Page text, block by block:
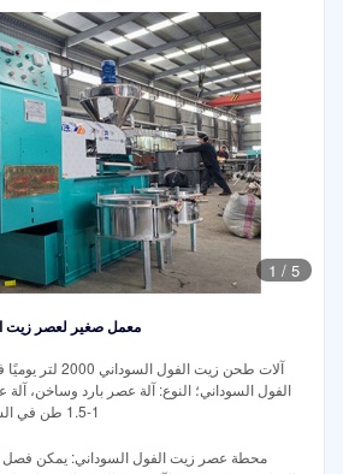
1 / 5
معمل صغير لعصر زيت
آلات طحن زيت
الفول السوداني؛ النوع: آلة عصر بارد وساخن، آلة
1-1.5 طن في الساعة لزيت الفول السوداني
محطة عصر زيت الفول السوداني: يمكن فصل